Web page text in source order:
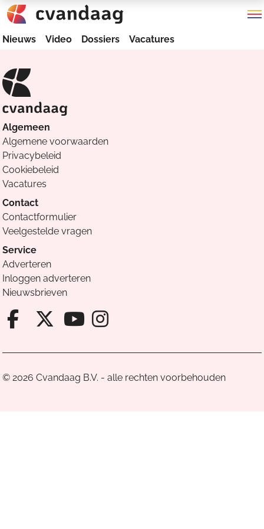
Nieuws Video Dossiers Vacatures
Algemeen
Algemene voorwaarden
Privacybeleid
Cookiebeleid
Vacatures
Contact
Contactformulier
Veelgestelde vragen
Service
Adverteren
Inloggen adverteren
Nieuwsbrieven
Facebook van Cvandaag
X van Cvandaag
Instagram van
© 2026 Cvandaag B.V. - alle rechten voorbehouden